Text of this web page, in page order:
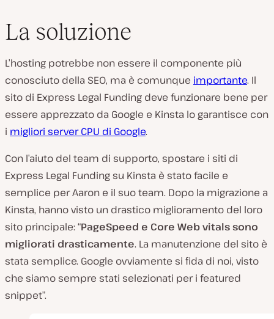
La soluzione
L’hosting potrebbe non essere il componente più
conosciuto della SEO, ma è comunque importante. Il
sito di Express Legal Funding deve funzionare bene per
essere apprezzato da Google e Kinsta lo garantisce con
i migliori server CPU di Google.
Con l’aiuto del team di supporto, spostare i siti di
Express Legal Funding su Kinsta è stato facile e
semplice per Aaron e il suo team. Dopo la migrazione a
Kinsta, hanno visto un drastico miglioramento del loro
sito principale: “PageSpeed e Core Web vitals sono
migliorati drasticamente. La manutenzione del sito è
stata semplice. Google ovviamente si fida di noi, visto
che siamo sempre stati selezionati per i featured
snippet”.